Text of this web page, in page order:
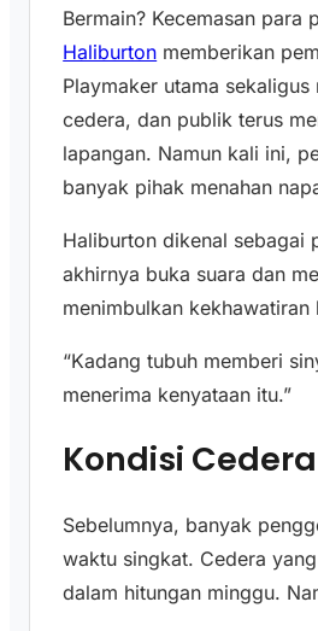
Bermain? Kecemasan para
Haliburton memberikan
Playmaker utama
cedera, dan publik terus
lapangan. Namun kali ini,
banyak pihak menahan
Haliburton dikenal sebagai
akhirnya buka suara dan
menimbulkan
“Kadang tubuh memberi
menerima kenyataan itu.”
Kondisi
Sebelumnya, banyak
waktu singkat. Cedera
dalam hitungan minggu.